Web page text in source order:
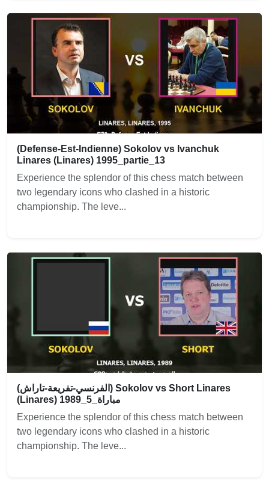
(Defense-Est-Indienne) Sokolov vs Ivanchuk
Linares (Linares) 1995_partie_13
Experience the splendor of this chess match between
two legendary icons who clashed in a historic
championship. The leve...
(الفرنسي-تفريعة-تاراش) Sokolov vs Short Linares
(Linares) 1989_مباراة_5
Experience the splendor of this chess match between
two legendary icons who clashed in a historic
championship. The leve...